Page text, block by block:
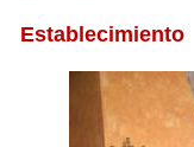
Establecimiento